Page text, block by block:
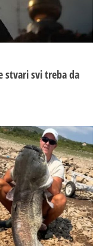
stvari svi treba da